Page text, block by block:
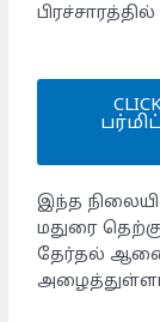
பிரச்சாரத்தில்
இந்த
மதுரை
தேர்தல்